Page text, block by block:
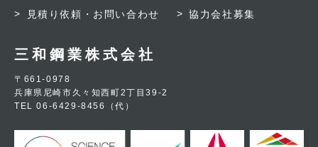
見積り依頼・お問い合わせ 協力会社募集
三和鋼業株式会社
〒661-0978
兵庫県尼崎市久々知西町2丁目39-2
TEL 06-6429-8456（代）